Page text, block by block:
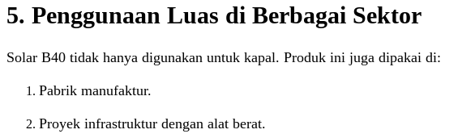
5. Penggunaan Luas di Berbagai Sektor
Solar B40 tidak hanya digunakan untuk kapal. Produk ini juga dipakai di:
Pabrik manufaktur.
Proyek infrastruktur dengan alat berat.